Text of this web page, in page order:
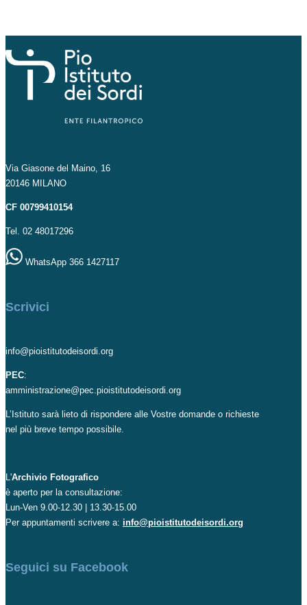
Via Giasone del Maino, 16
20146 MILANO
CF 00799410154
Tel. 02 48017296
WhatsApp 366 1427117
Scrivici
info@pioistitutodeisordi.org
PEC:
amministrazione@pec.pioistitutodeisordi.org
L’Istituto sarà lieto di rispondere alle Vostre domande o richieste
nel più breve tempo possibile.
L'Archivio Fotografico
è aperto per la consultazione:
Lun-Ven 9.00-12.30 | 13.30-15.00
Per appuntamenti scrivere a: info@pioistitutodeisordi.org
Seguici su Facebook